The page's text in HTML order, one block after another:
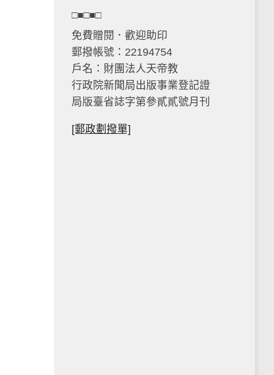
□■□■□
免費贈閱．歡迎助印
郵撥帳號：22194754
戶名：財團法人天帝教
行政院新聞局出版事業登記證
局版臺省誌字第參貳貳號月刊
[郵政劃撥單]